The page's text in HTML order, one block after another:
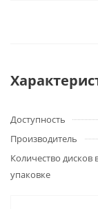
Доступность
Производитель
Количество дисков
упаковке